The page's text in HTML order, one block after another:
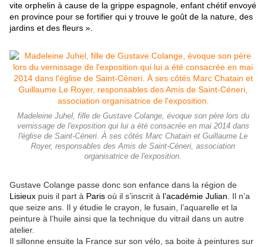
vite orphelin à cause de la grippe espagnole, enfant chétif envoyé
en province pour se fortifier qui y trouve le goût de la nature, des
jardins et des fleurs »
Madeleine Juhel, fille de Gustave Colange, évoque son père lors du
vernissage de l'exposition qui lui a été consacrée en mai 2014 dans
l'église de Saint-Céneri. À ses côtés Marc Chatain et Guillaume Le
Royer, responsables des Amis de Saint-Céneri, association
organisatrice de l'exposition.
Gustave Colange passe donc son enfance dans la région de
Lisieux puis il part à Paris où il s’inscrit à l’académie Julian . Il n’a
que seize ans. Il y étudie le crayon, le fusain, l’aquarelle et la
peinture à l’huile ainsi que la technique du vitrail dans un autre
atelier.
Il sillonne ensuite la France sur son vélo, sa boite à peintures sur